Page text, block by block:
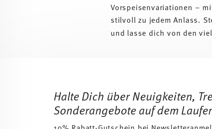
Vorspeisenvariationen –
stilvoll zu jedem Anlass.
und lasse dich von den
Halte Dich über Neuigkeiten,
Sonderangebote auf dem